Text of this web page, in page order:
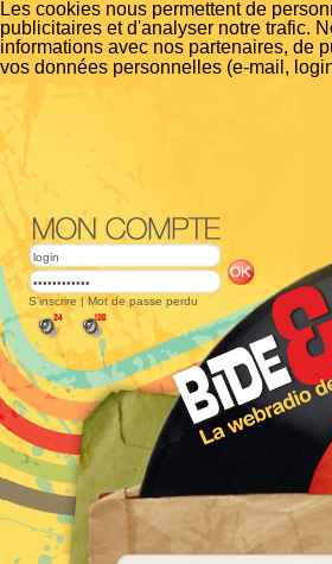
Les cookies nous permettent de
publicitaires et d'analyser notre trafic.
informations avec nos partenaires, de
vos données personnelles (e-mail,
S'inscrire | Mot de passe perdu